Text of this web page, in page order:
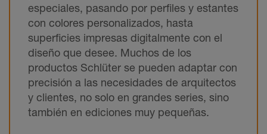
especiales, pasando por perfiles y estantes
con colores personalizados, hasta
superficies impresas digitalmente con el
diseño que desee. Muchos de los
productos Schlüter se pueden adaptar con
precisión a las necesidades de arquitectos
y clientes, no solo en grandes series, sino
también en ediciones muy pequeñas.